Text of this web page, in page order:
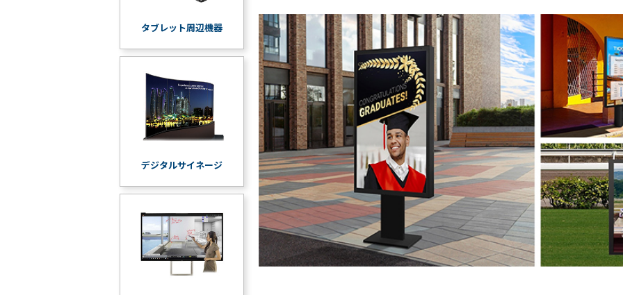
MDMアプ
「Tablet
Control」
デジタル
ジ
デジタル
ホワイト
ボード／
電子黒板
プロジェ
クター
商業用オ
ーディオ
液晶ディ
ュー
ショ
ンサ
ービ
ス
法人
向け
デバ
イス
買取
サー
ビス
法人
向け
iPad
修理
＆デ
タブレット周辺機器
デジタルサイネージ